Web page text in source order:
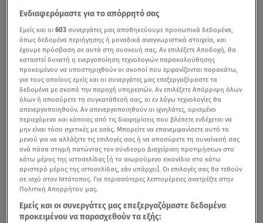
Ενδιαφερόμαστε για το απόρρητό σας
Εμείς και οι603 συνεργάτες μας αποθηκεύουμε προσωπικά δεδομένα,
όπως δεδομένα περιήγησης ή μοναδικά αναγνωριστικά στοιχεία, και
έχουμε πρόσβαση σε αυτά στη συσκευή σας. Αν επιλέξετε Αποδοχή, θα
καταστεί δυνατή η ενεργοποίηση τεχνολογιών παρακολούθησης
προκειμένου να υποστηριχθούν οι σκοποί που εμφανίζονται παρακάτω,
για τους οποίους εμείς και οι συνεργάτες μας επεξεργαζόμαστε τα
δεδομένα με σκοπό την παροχή υπηρεσιών. Αν επιλέξετε Απόρριψη όλων
όλων ή αποσύρετε τη συγκατάθεσή σας, οι εν λόγω τεχνολογίες θα
απενεργοποιηθούν. Αν απενεργοποιηθούν οι ιχνηλάτες, ορισμένο
περιεχόμενο και κάποιες από τις διαφημίσεις που βλέπετε ενδέχεται να
μην είναι τόσο σχετικές με εσάς. Μπορείτε να επανεμφανίσετε αυτό το
μενού για να αλλάξετε τις επιλογές σας ή να αποσύρετε τη συναίνεσή σας
ανά πάσα στιγμή πατώντας τον σύνδεσμο Διαχείριση προτιμήσεων στο
κάτω μέρος της ιστοσελίδας [ή το αιωρούμενο εικονίδιο στο κάτω
αριστερό μέρος της ιστοσελίδας, εάν υπάρχει]. Οι επιλογές σας θα τεθούν
σε ισχύ στον Ιστότοπος. Για περισσότερες λεπτομέρειες ανατρέξτε στην
Πολιτική Απορρήτου μας.
Εμείς και οι συνεργάτες μας επεξεργαζόμαστε δεδομένα
προκειμένου να παρασχεθούν τα εξής: